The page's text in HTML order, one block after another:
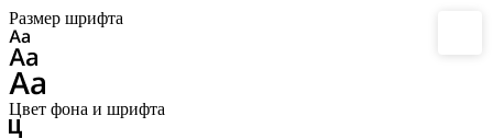
Размер шрифта
Цвет фона и шрифта